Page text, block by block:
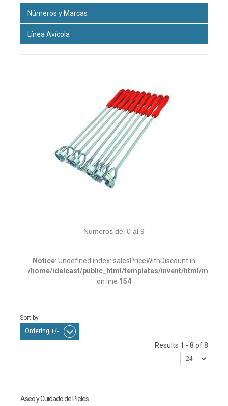
Números y Marcas
Línea Avícola
Numeros del 0 al 9
Notice: Undefined index: salesPriceWithDiscount in
/home/idelcast/public_html/templates/invent/html/
on line 154
Sort by
Ordering +/-
Results 1 - 8 of 8
Aseo y Cuidado de Pieles